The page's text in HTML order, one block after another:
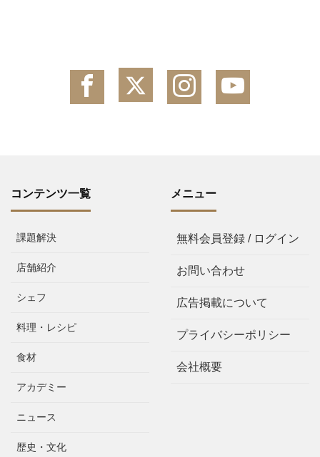
コンテンツ一覧
課題解決
店舗紹介
シェフ
料理・レシピ
食材
アカデミー
ニュース
歴史・文化
メニュー
無料会員登録 / ログイン
お問い合わせ
広告掲載について
プライバシーポリシー
会社概要